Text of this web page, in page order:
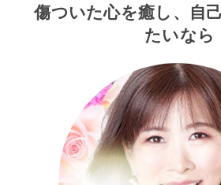
傷ついた心を癒し、自
たいなら